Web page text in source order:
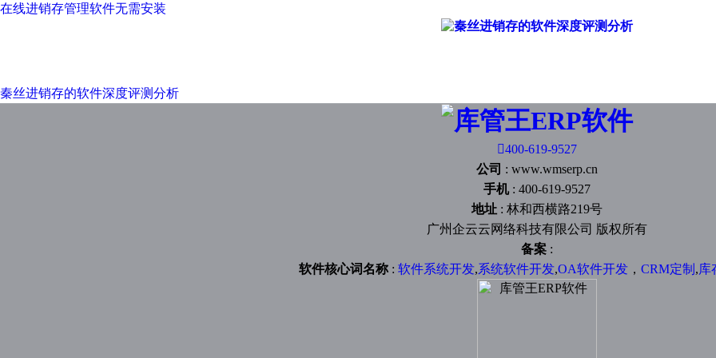
在线进销存管理软件无需安装
秦丝进销存的软件深度评测分析
400-619-9527
公司 : www.wmserp.cn
手机: 400-619-9527
地址 : 林和西横路219号
广州企云云网络科技有限公司 版权所有
备案 :
软件核心词名称 : 软件系统开发,系统软件开发,OA软件开发 ， CRM定制 ,库